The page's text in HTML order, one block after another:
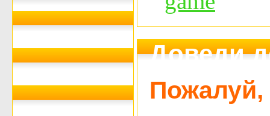
Доведи
Пожалуй,